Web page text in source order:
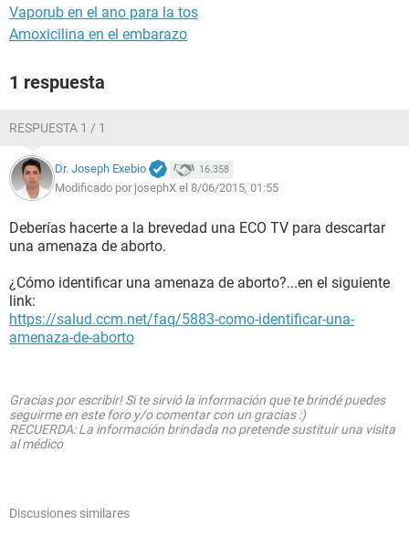
Vaporub en el ano para la tos
Amoxicilina en el embarazo
1 respuesta
RESPUESTA 1 / 1
Dr. Joseph Exebio 16.358
Modificado por josephX el 8/06/2015, 01:55
Deberías hacerte a la brevedad una ECO TV para descartar
una amenaza de aborto.
¿Cómo identificar una amenaza de aborto?...en el siguiente
link:
https://salud.ccm.net/faq/5883-como-identificar-una-
amenaza-de-aborto
Gracias por escribir! Si te sirvió la información que te brindé puedes
seguirme en este foro y/o comentar con un gracias :)
RECUERDA: La información brindada no pretende sustituir una visita
al médico
Discusiones similares